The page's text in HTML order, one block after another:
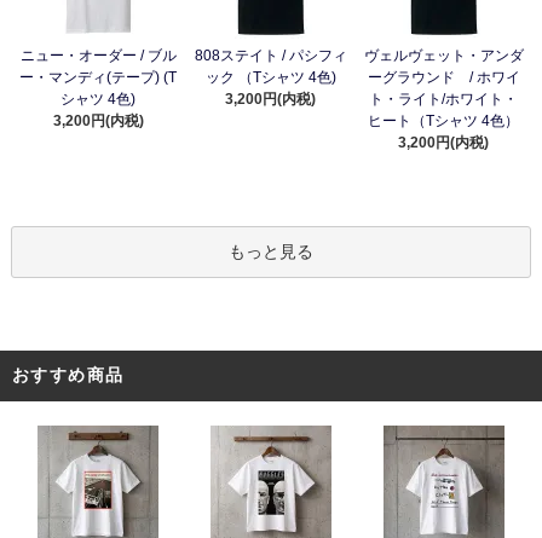
ニュー・オーダー / ブル
ー・マンディ(テープ) (T
シャツ 4色)
3,200円(内税)
808ステイト / パシフィ
ック （Tシャツ 4色)
3,200円(内税)
ヴェルヴェット・アンダ
ーグラウンド / ホワイ
ト・ライト/ホワイト・
ヒート（Tシャツ 4色）
3,200円(内税)
もっと見る
おすすめ商品